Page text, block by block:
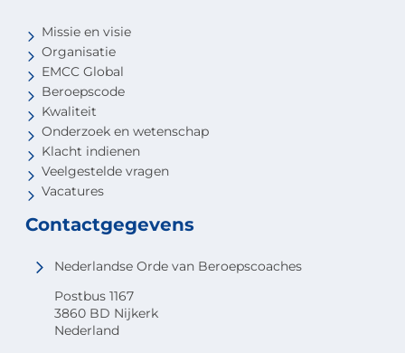
Missie en visie
Organisatie
EMCC Global
Beroepscode
Kwaliteit
Onderzoek en wetenschap
Klacht indienen
Veelgestelde vragen
Vacatures
Contactgegevens
Nederlandse Orde van Beroepscoaches
Postbus 1167
3860 BD Nijkerk
Nederland